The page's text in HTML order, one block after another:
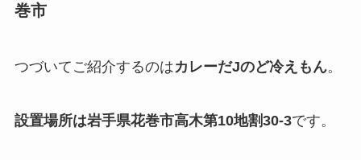
巻市
つづいてご紹介するのはカレーだJのど冷えもん。
設置場所は岩手県花巻市高木第10地割30-3です。